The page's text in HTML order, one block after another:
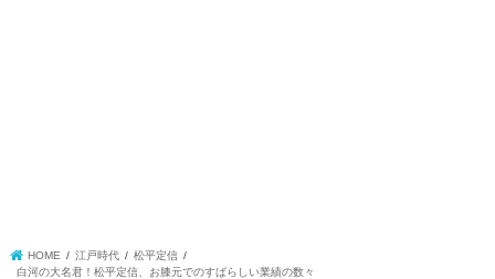
HOME 江戸時代
松平定信
白河の大名君！松平定信、お膝元でのすばらしい業績の数々